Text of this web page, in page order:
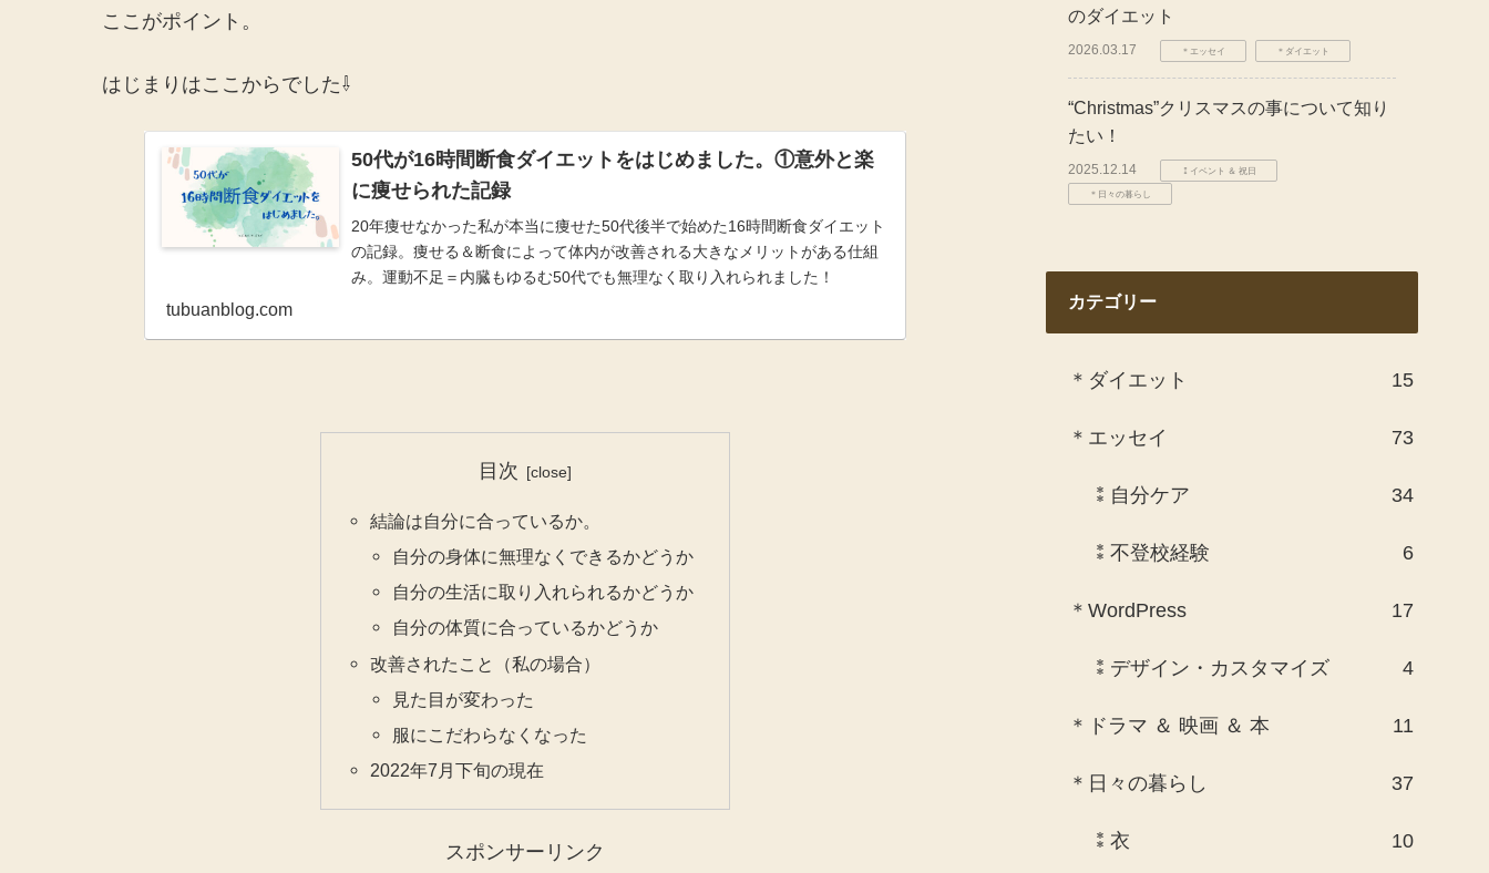
ここがポイント。
はじまりはここからでした⇩
50代が16時間断食ダイエットをはじめました。①意外と楽
に痩せられた記録
20年痩せなかった私が本当に痩せた50代後半で始めた16時間断食ダイエット
の記録。痩せる＆断食によって体内が改善される大きなメリットがある仕組
み。運動不足＝内臓もゆるむ50代でも無理なく取り入れられました！
tubuanblog.com
目次
結論は自分に合っているか。
自分の身体に無理なくできるかどうか
自分の生活に取り入れられるかどうか
自分の体質に合っているかどうか
改善されたこと（私の場合）
見た目が変わった
服にこだわらなくなった
2022年7月下旬の現在
スポンサーリンク
のダイエット
2026.03.17 ＊エッセイ ＊ダイエット
“Christmas”クリスマスの事について知り
たい！
2025.12.14 ⁑イベント ＆ 祝日
＊日々の暮らし
カテゴリー
＊ダイエット 15
＊エッセイ 73
⁑自分ケア 34
⁑不登校経験 6
＊WordPress 17
⁑デザイン・カスタマイズ 4
＊ドラマ ＆ 映画 ＆ 本 11
＊日々の暮らし 37
⁑衣 10